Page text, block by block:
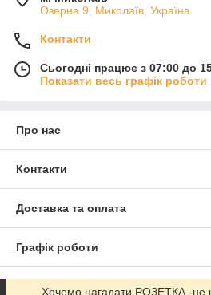
Озерна 9, Миколаїв, Україна
Контакти
Сьогодні працює з 07:00 до
Показати весь графік роботи
Про нас
Контакти
Доставка та оплата
Графік роботи
Повна версія сайту
Хочемо нагадати РОЗЕТКА -не